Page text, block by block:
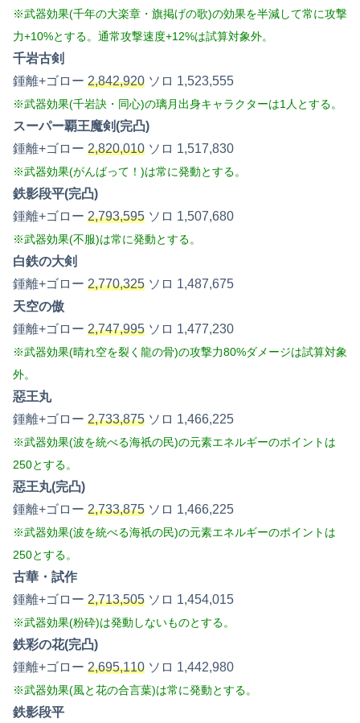
※武器効果(千年の大楽章・旗掲げの歌)の効果を半減して常に攻撃
力+10%とする。通常攻撃速度+12%は試算対象外。
千岩古剣
鍾離+ゴロー 2,842,920 ソロ 1,523,555
※武器効果(千岩訣・同心)の璃月出身キャラクターは1人とする。
スーパー覇王魔剣(完凸)
鍾離+ゴロー 2,820,010 ソロ 1,517,830
※武器効果(がんばって！)は常に発動とする。
鉄影段平(完凸)
鍾離+ゴロー 2,793,595 ソロ 1,507,680
※武器効果(不服)は常に発動とする。
白鉄の大剣
鍾離+ゴロー 2,770,325 ソロ 1,487,675
天空の傲
鍾離+ゴロー 2,747,995 ソロ 1,477,230
※武器効果(晴れ空を裂く龍の骨)の攻撃力80%ダメージは試算対象
外。
惡王丸
鍾離+ゴロー 2,733,875 ソロ 1,466,225
※武器効果(波を統べる海祇の民)の元素エネルギーのポイントは
250とする。
惡王丸(完凸)
鍾離+ゴロー 2,733,875 ソロ 1,466,225
※武器効果(波を統べる海祇の民)の元素エネルギーのポイントは
250とする。
古華・試作
鍾離+ゴロー 2,713,505 ソロ 1,454,015
※武器効果(粉砕)は発動しないものとする。
鉄彩の花(完凸)
鍾離+ゴロー 2,695,110 ソロ 1,442,980
※武器効果(風と花の合言葉)は常に発動とする。
鉄影段平